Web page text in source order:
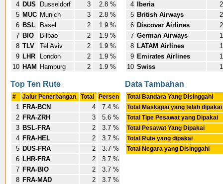
4 DUS Dusseldorf 3
2.8 %
5 MUC Munich 3
2.8 %
6 BSL Basel 2
1.9 %
7 BIO Bilbao 2
1.9 %
8 TLV Tel Aviv 2
1.9 %
9 LHR London 2
1.9 %
10 HAM Hamburg 2 1.9 %
4
Iberia
2
5 British Airways
2
6 Discover Airlines
2
7 German Airways
1
8 LATAM Airlines
1
9 Emirates Airlines
1
10 Swiss 1
Top Ten Rute
# Jalur Penerbangan Total Persen
1 FRA-BCN 4
7.4 %
2 FRA-ZRH 3
5.6 %
3 BSL-FRA 2
3.7 %
4 FRA-HEL 2
3.7 %
5 DUS-FRA 2
3.7 %
6 LHR-FRA 2
3.7 %
7 FRA-BIO 2
3.7 %
8 FRA-MAD 2
3.7 %
Data Tambahan
Total Bandara Yang Disinggahi
Total Maskapai yang telah dipakai
Total Tipe Pesawat yang Dipakai
Total Pesawat Yang Dipakai
Total Rute yang dipakai
Total Negara yang Disinggahi